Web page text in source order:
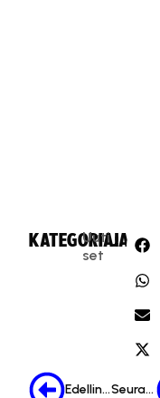
KATEGORIA:
Uuti
set
JAA:
Edellinen Seuraava